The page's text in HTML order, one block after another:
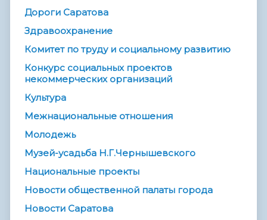
Дороги Саратова
Здравоохранение
Комитет по труду и социальному развитию
Конкурс социальных проектов
некоммерческих организаций
Культура
Межнациональные отношения
Молодежь
Музей-усадьба Н.Г.Чернышевского
Национальные проекты
Новости общественной палаты города
Новости Саратова